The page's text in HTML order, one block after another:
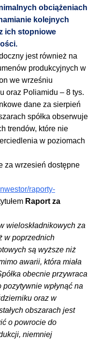
obciążeniach
kolejnych
ich stopniowe
jest również na
produkcyjnych w
we wrześniu
oraz Poliamidu – 8 tys.
dane za sierpień
spółka obserwuje
trendów, które nie
w poziomach
za wrzesień dostępne
raporty-
Raport za
wieloskładnikowych za
w poprzednich
są wyższe niż
awarii, która miała
obecnie przywraca
wpłynąć na
oraz w
obszarach jest
o powrocie do
niemniej